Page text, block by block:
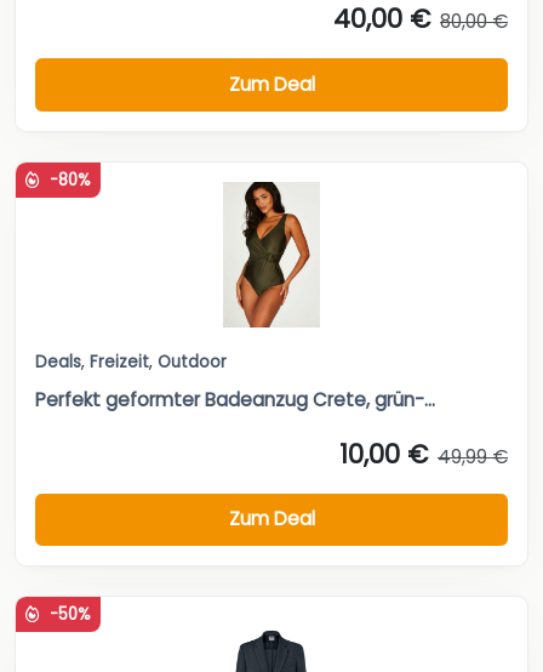
40,00 € 80,00 €
Zum Deal
-80%
Deals, Freizeit, Outdoor
Perfekt geformter Badeanzug Crete, grün-...
10,00 € 49,99 €
Zum Deal
-50%